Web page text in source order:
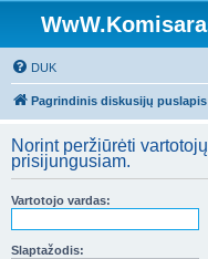
DUK
Pagrindinis diskusijų puslapis
Norint peržiūrėti
prisijungusiam.
Vartotojo vardas:
Slaptažodis: